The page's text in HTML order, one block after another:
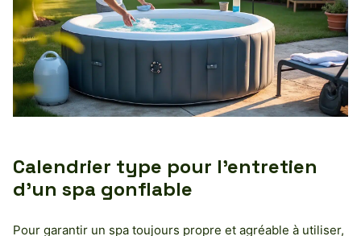
Calendrier type pour l’entretien
d’un spa gonflable
Pour garantir un spa toujours propre et agréable à utiliser,